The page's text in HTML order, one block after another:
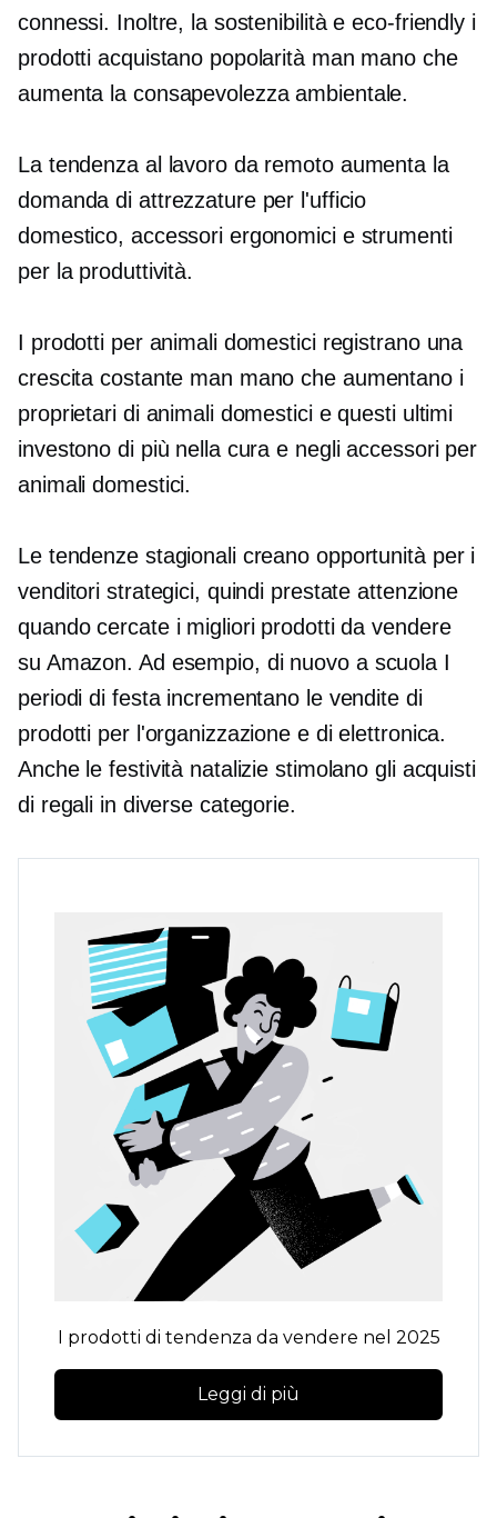
connessi. Inoltre, la sostenibilità eeco-friendly i
prodotti acquistano popolarità man mano che
aumenta la consapevolezza ambientale.
La tendenza al lavoro da remoto aumenta la
domanda di attrezzature per l'ufficio
domestico, accessori ergonomici e strumenti
per la produttività.
I prodotti per animali domestici registrano una
crescita costante man mano che aumentano i
proprietari di animali domestici e questi ultimi
investono di più nella cura e negli accessori per
animali domestici.
Le tendenze stagionali creano opportunità per i
venditori strategici, quindi prestate attenzione
quando cercate i migliori prodotti da vendere
su Amazon. Ad esempio, di nuovo a scuola I
periodi di festa incrementano le vendite di
prodotti per l'organizzazione e di elettronica.
Anche le festività natalizie stimolano gli acquisti
di regali in diverse categorie.
I prodotti di tendenza da vendere nel 2025
Leggi di più